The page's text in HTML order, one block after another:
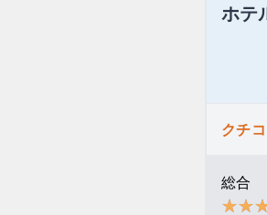
ホテ
クチ
総合